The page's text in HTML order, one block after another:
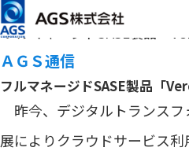
メインコンテンツまでスキップ
HOME ＡＧＳ通信第26号（
フルマネージドSASE製品「
ＡＧＳ通信
フルマネージドSASE製品「
昨今、デジタルトランスフ
展によりクラウドサービス